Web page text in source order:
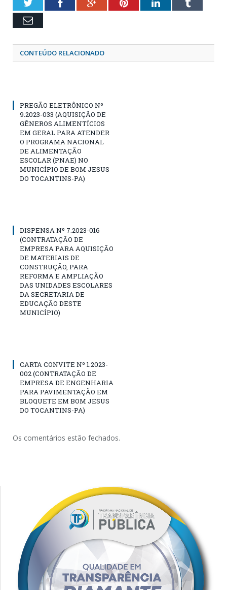
TwitterFacebookGoogle+PinterestLinkedInTumblr
Email
CONTEÚDO RELACIONADO
PREGÃO ELETRÔNICO Nº
9.2023-033 (AQUISIÇÃO DE
GÊNEROS ALIMENTÍCIOS
EM GERAL PARA ATENDER
O PROGRAMA NACIONAL
DE ALIMENTAÇÃO
ESCOLAR (PNAE) NO
MUNICÍPIO DE BOM JESUS
DO TOCANTINS-PA)
DISPENSA Nº 7.2023-016
(CONTRATAÇÃO DE
EMPRESA PARA AQUISIÇÃO
DE MATERIAIS DE
CONSTRUÇÃO, PARA
REFORMA E AMPLIAÇÃO
DAS UNIDADES ESCOLARES
DA SECRETARIA DE
EDUCAÇÃO DESTE
MUNICÍPIO)
CARTA CONVITE Nº 1.2023-
002 (CONTRATAÇÃO DE
EMPRESA DE ENGENHARIA
PARA PAVIMENTAÇÃO EM
BLOQUETE EM BOM JESUS
DO TOCANTINS-PA)
Os comentários estão fechados.